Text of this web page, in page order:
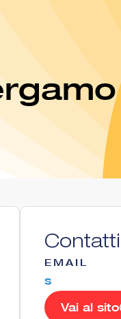
Contatti
EMAIL
s
Vai al sito